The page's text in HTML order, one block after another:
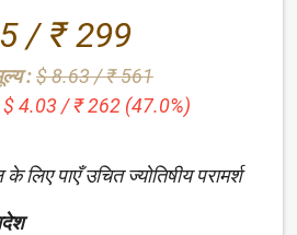
/ ₹ 299
:$ 8.63 / ₹ 561
4.03 / ₹ 262 (47.0%)
पाएँ उचित ज्योतिषीय परामर्श